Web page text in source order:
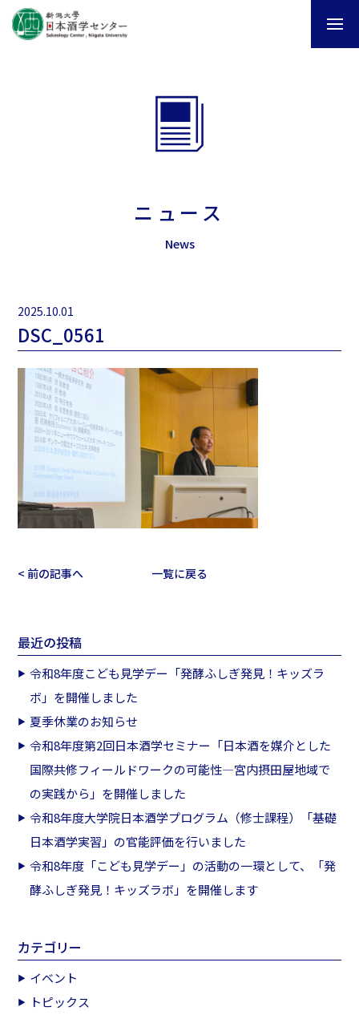
ニュース
News
2025.10.01
DSC_0561
< 前の記事へ 一覧に戻る
最近の投稿
令和8年度こども見学デー「発酵ふしぎ発見！キッズラ
ボ」を開催しました
夏季休業のお知らせ
令和8年度第2回日本酒学セミナー「日本酒を媒介とした
国際共修フィールドワークの可能性―宮内摂田屋地域で
の実践から」を開催しました
令和8年度大学院日本酒学プログラム（修士課程）「基礎
日本酒学実習」の官能評価を行いました
令和8年度「こども見学デー」の活動の一環として、「発
酵ふしぎ発見！キッズラボ」を開催します
カテゴリー
イベント
トピックス